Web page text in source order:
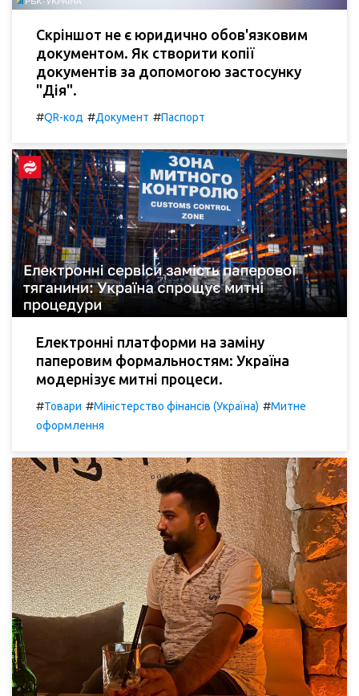
Скріншот не є юридично обов'язковим
документом. Як створити копії
документів за допомогою застосунку
"Дія".
#QR-код #Документ #Паспорт
Електронні платформи на заміну
паперовим формальностям: Україна
модернізує митні процеси.
#Товари #Міністерство фінансів (Україна) #Митне
оформлення